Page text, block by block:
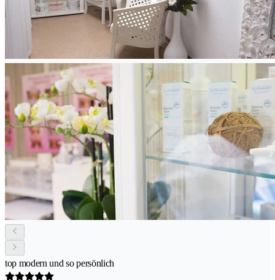
top modern und so persönlich